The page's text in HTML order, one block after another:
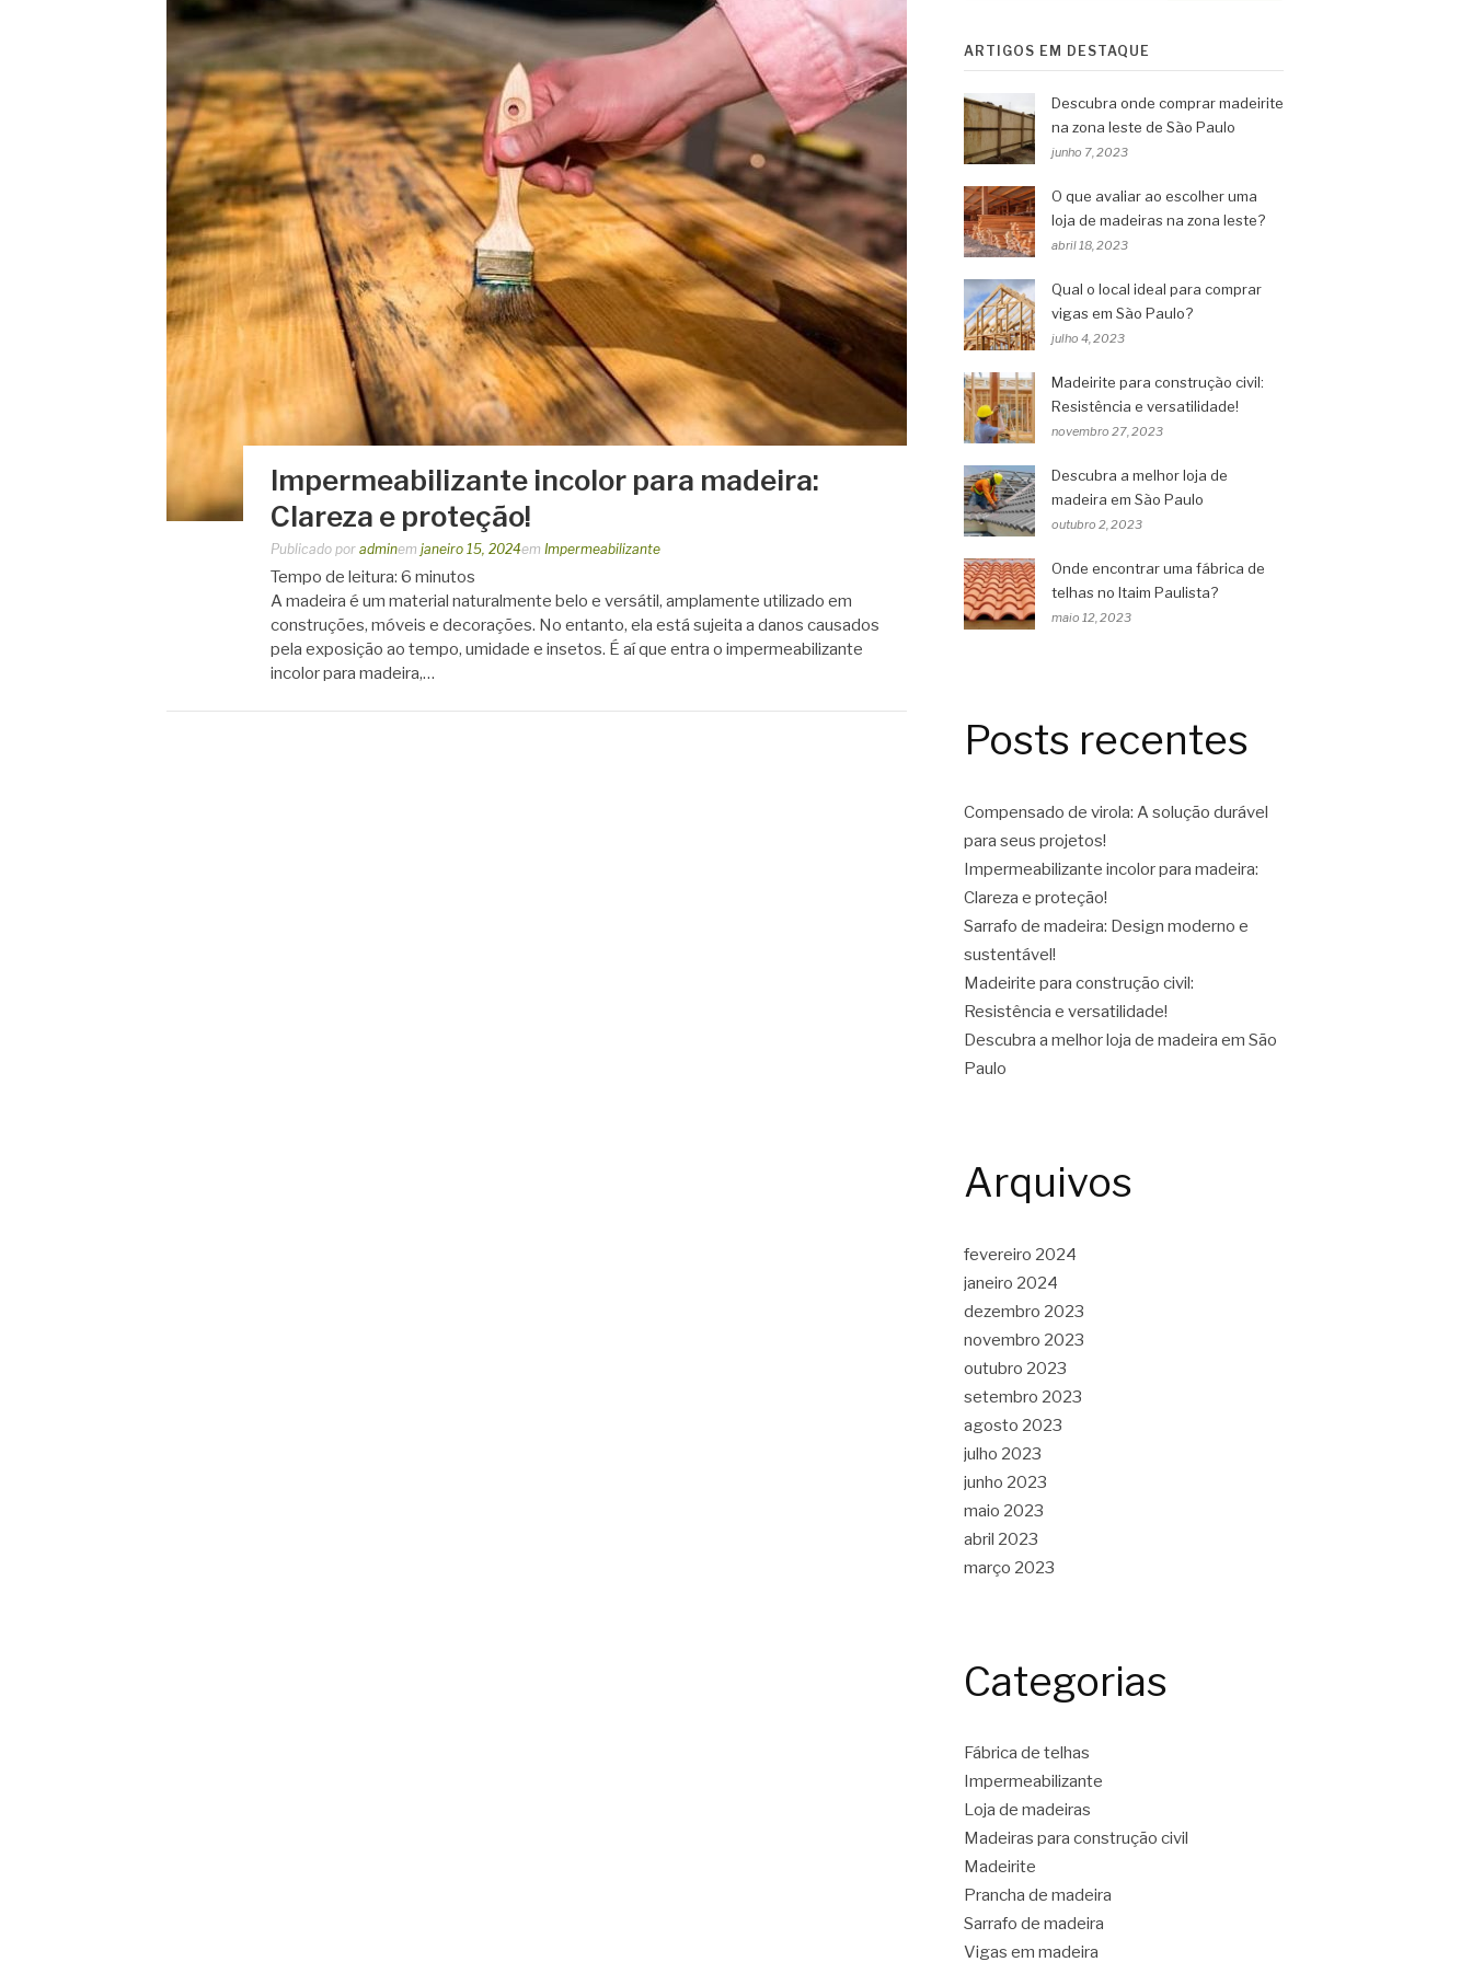
Impermeabilizante incolor para madeira:
Clareza e proteção!
Publicado por adminem janeiro 15, 2024em Impermeabilizante
Tempo de leitura: 6 minutos
A madeira é um material naturalmente belo e versátil, amplamente utilizado em
construções, móveis e decorações. No entanto, ela está sujeita a danos causados
pela exposição ao tempo, umidade e insetos. É aí que entra o impermeabilizante
incolor para madeira,…
ARTIGOS EM DESTAQUE
Descubra onde comprar madeirite
na zona leste de São Paulo
junho 7, 2023
O que avaliar ao escolher uma
loja de madeiras na zona leste?
abril 18, 2023
Qual o local ideal para comprar
vigas em São Paulo?
julho 4, 2023
Madeirite para construção civil:
Resistência e versatilidade!
novembro 27, 2023
Descubra a melhor loja de
madeira em São Paulo
outubro 2, 2023
Onde encontrar uma fábrica de
telhas no Itaim Paulista?
maio 12, 2023
Posts recentes
Compensado de virola: A solução durável
para seus projetos!
Impermeabilizante incolor para madeira:
Clareza e proteção!
Sarrafo de madeira: Design moderno e
sustentável!
Madeirite para construção civil:
Resistência e versatilidade!
Descubra a melhor loja de madeira em São
Paulo
Arquivos
fevereiro 2024
janeiro 2024
dezembro 2023
novembro 2023
outubro 2023
setembro 2023
agosto 2023
julho 2023
junho 2023
maio 2023
abril 2023
março 2023
Categorias
Fábrica de telhas
Impermeabilizante
Loja de madeiras
Madeiras para construção civil
Madeirite
Prancha de madeira
Sarrafo de madeira
Vigas em madeira